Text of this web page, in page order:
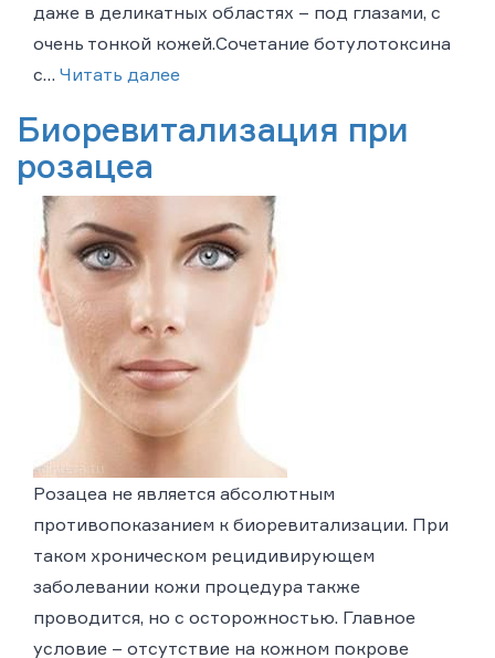
даже в деликатных областях – под глазами, с
очень тонкой кожей.Сочетание ботулотоксина
с… Читать далее
Биоревитализация при
розацеа
Розацеа не является абсолютным
противопоказанием к биоревитализации. При
таком хроническом рецидивирующем
заболевании кожи процедура также
проводится, но с осторожностью. Главное
условие – отсутствие на кожном покрове